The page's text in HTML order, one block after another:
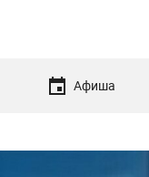
Афиша